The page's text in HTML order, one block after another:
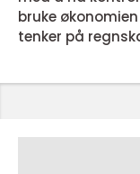
bruke
tenker på